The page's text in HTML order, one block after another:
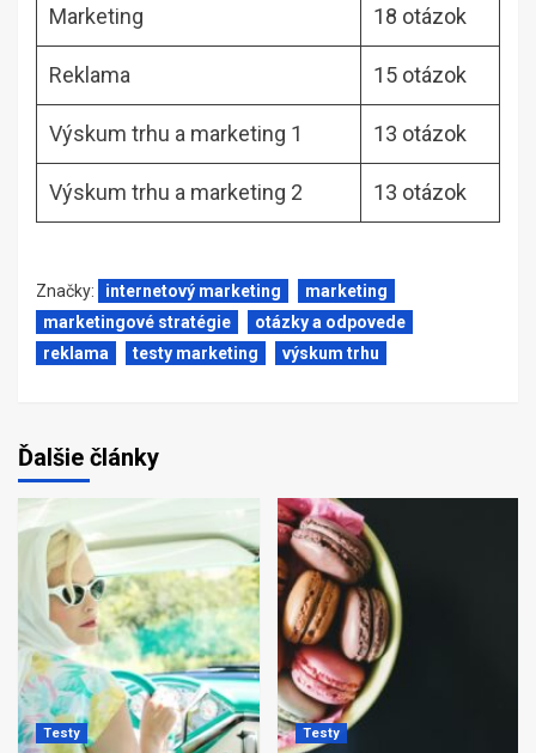
Marketing 18 otázok
Reklama 15 otázok
Výskum trhu a marketing 1 13 otázok
Výskum trhu a marketing 2 13 otázok
Značky: internetový marketing
marketing
marketingové stratégie
otázky a odpovede
reklama
testy marketing výskum trhu
Ďalšie články
Testy Testy